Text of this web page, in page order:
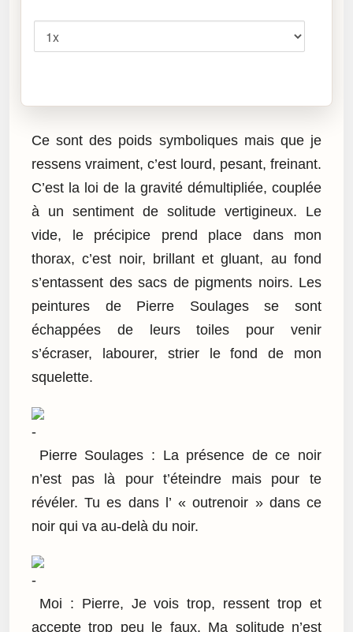
Ce sont des poids symboliques mais que je
ressens vraiment, c’est lourd, pesant, freinant.
C’est la loi de la gravité démultipliée, couplée
à un sentiment de solitude vertigineux. Le
vide, le précipice prend place dans mon
thorax, c’est noir, brillant et gluant, au fond
s’entassent des sacs de pigments noirs. Les
peintures de Pierre Soulages se sont
échappées de leurs toiles pour venir
s’écraser, labourer, strier le fond de mon
squelette.
Pierre Soulages : La présence de ce noir
n’est pas là pour t’éteindre mais pour te
révéler. Tu es dans l’ « outrenoir » dans ce
noir qui va au-delà du noir.
Moi : Pierre, Je vois trop, ressent trop et
accepte trop peu le faux. Ma solitude n’est